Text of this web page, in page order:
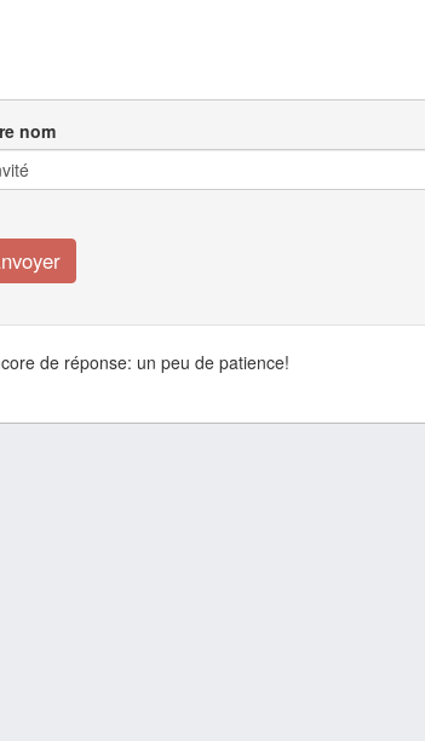
nom
de réponse: un peu de patience!